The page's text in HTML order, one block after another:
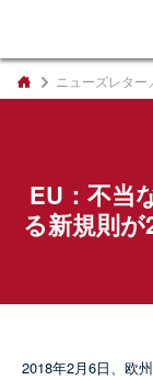
ニューズレター
EU：不当
る新規則
2018年2月6日、欧